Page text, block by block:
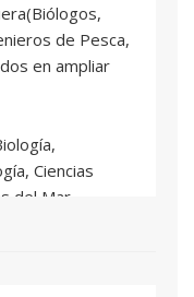
técnico de
del
y
de Pesca,
en ampliar
Ciencias
del Mar,